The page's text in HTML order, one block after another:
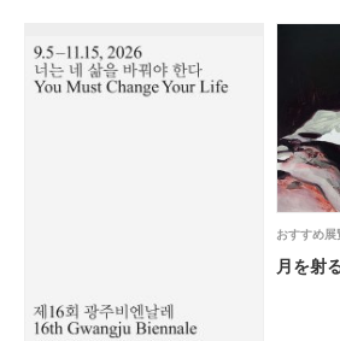
おすすめ展
月を射